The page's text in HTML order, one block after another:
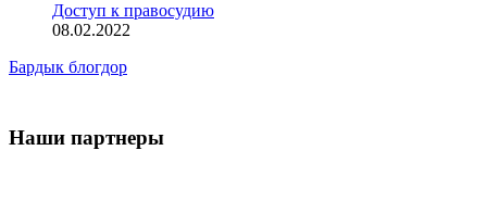
Доступ к правосудию
08.02.2022
Бардык блогдор
Наши партнеры